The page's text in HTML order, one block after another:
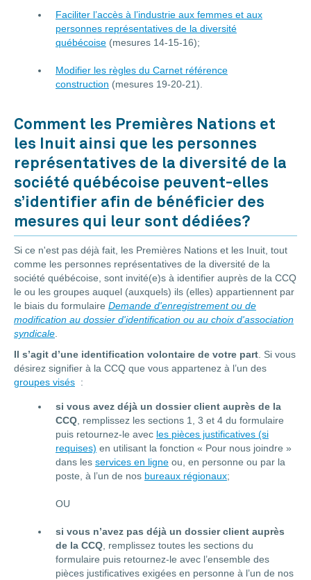
Faciliter l’accès à l’industrie aux femmes et aux
personnes représentatives de la diversité
québécoise (mesures 14-15-16);
Modifier les règles du Carnet référence
construction (mesures 19-20-21).
Comment les Premières Nations et
les Inuit ainsi que les personnes
représentatives de la diversité de la
société québécoise peuvent-elles
s’identifier afin de bénéficier des
mesures qui leur sont dédiées?
Si ce n'est pas déjà fait, les Premières Nations et les Inuit, tout
comme les personnes représentatives de la diversité de la
société québécoise, sont invité(e)s à identifier auprès de la CCQ
le ou les groupes auquel (auxquels) ils (elles) appartiennent par
le biais du formulaire Demande d'enregistrement ou de
modification au dossier d'identification ou au choix d'association
syndicale.
Il s’agit d’une identification volontaire de votre part. Si vous
désirez signifier à la CCQ que vous appartenez à l’un des
groupes visés :
si vous avez déjà un dossier client auprès de la
CCQ, remplissez les sections 1, 3 et 4 du formulaire
puis retournez-le avec les pièces justificatives (si
requises) en utilisant la fonction « Pour nous joindre »
dans les services en ligne ou, en personne ou par la
poste, à l’un de nos bureaux régionaux;
OU
si vous n’avez pas déjà un dossier client auprès
de la CCQ, remplissez toutes les sections du
formulaire puis retournez-le avec l’ensemble des
pièces justificatives exigées en personne à l’un de nos